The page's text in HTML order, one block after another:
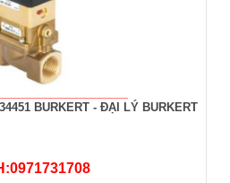
BURKERT - ĐẠI LÝ BURKERT